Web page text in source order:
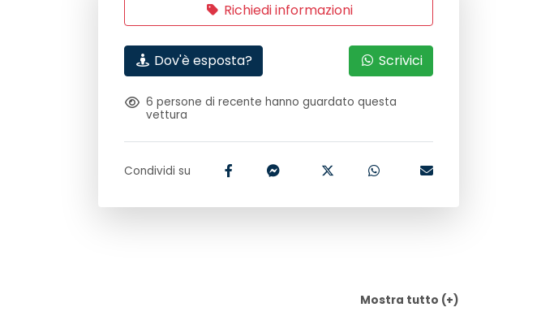
Richiedi informazioni
Dov'è esposta? Scrivici
6 persone di recente hanno guardato questa
vettura
Condividi su
Mostra tutto (+)